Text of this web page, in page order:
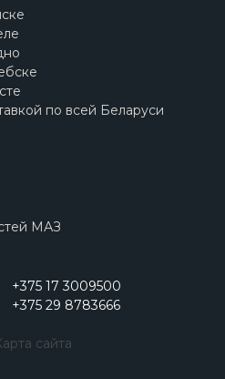
по всей Беларуси
МАЗ
+375 17 3009500
+375 29 8783666
сайта